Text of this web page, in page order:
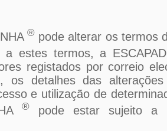
® pode alterar os termos
a estes termos, a
registados por correio
os detalhes das
e utilização de
® pode estar sujeito a